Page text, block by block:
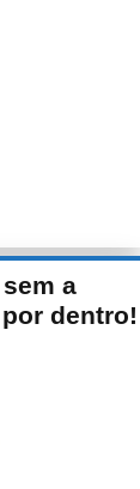
a
dentro!